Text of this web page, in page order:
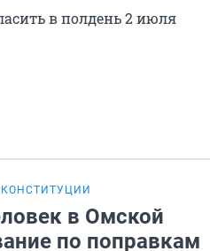
в полдень 2 июля
в Омской
по поправкам